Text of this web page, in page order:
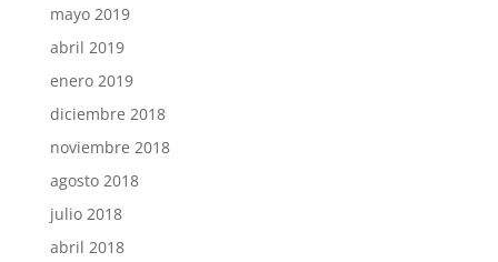
mayo 2019
abril 2019
enero 2019
diciembre 2018
noviembre 2018
agosto 2018
julio 2018
abril 2018